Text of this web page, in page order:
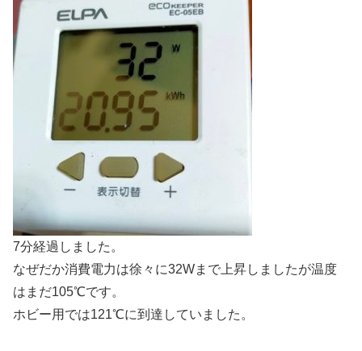
7分経過しました。
なぜだか消費電力は徐々に32Wまで上昇しましたが温度
はまだ105℃です。
ホビー用では121℃に到達していました。